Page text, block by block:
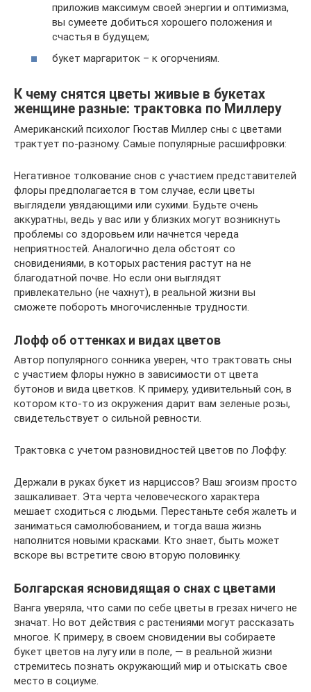
приложив максимум своей энергии и оптимизма,
вы сумеете добиться хорошего положения и
счастья в будущем;
букет маргариток – к огорчениям.
К чему снятся цветы живые в букетах
женщине разные: трактовка по Миллеру
Американский психолог Гюстав Миллер сны с цветами
трактует по-разному. Самые популярные расшифровки:
Негативное толкование снов с участием представителей
флоры предполагается в том случае, если цветы
выглядели увядающими или сухими. Будьте очень
аккуратны, ведь у вас или у близких могут возникнуть
проблемы со здоровьем или начнется череда
неприятностей. Аналогично дела обстоят со
сновидениями, в которых растения растут на не
благодатной почве. Но если они выглядят
привлекательно (не чахнут), в реальной жизни вы
сможете побороть многочисленные трудности.
Лофф об оттенках и видах цветов
Автор популярного сонника уверен, что трактовать сны
с участием флоры нужно в зависимости от цвета
бутонов и вида цветков. К примеру, удивительный сон, в
котором кто-то из окружения дарит вам зеленые розы,
свидетельствует о сильной ревности.
Трактовка с учетом разновидностей цветов по Лоффу:
Держали в руках букет из нарциссов? Ваш эгоизм просто
зашкаливает. Эта черта человеческого характера
мешает сходиться с людьми. Перестаньте себя жалеть и
заниматься самолюбованием, и тогда ваша жизнь
наполнится новыми красками. Кто знает, быть может
вскоре вы встретите свою вторую половинку.
Болгарская ясновидящая о снах с цветами
Ванга уверяла, что сами по себе цветы в грезах ничего не
значат. Но вот действия с растениями могут рассказать
многое. К примеру, в своем сновидении вы собираете
букет цветов на лугу или в поле, — в реальной жизни
стремитесь познать окружающий мир и отыскать свое
место в социуме.